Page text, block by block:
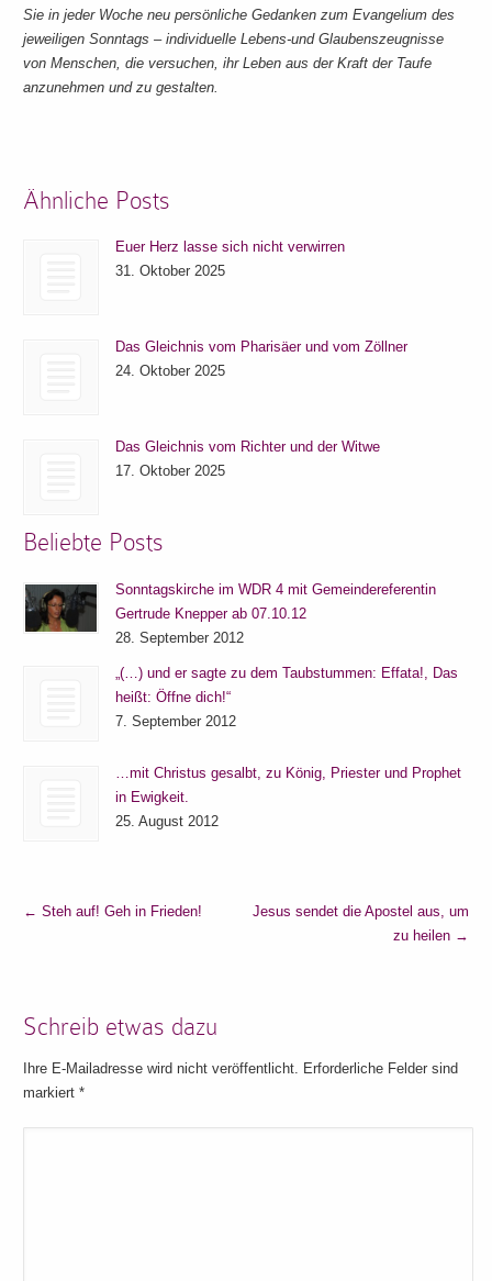
Sie in jeder Woche neu persönliche Gedanken zum Evangelium des
jeweiligen Sonntags – individuelle Lebens-und Glaubenszeugnisse
von Menschen, die versuchen, ihr Leben aus der Kraft der Taufe
anzunehmen und zu gestalten.
Ähnliche Posts
Euer Herz lasse sich nicht verwirren
31. Oktober 2025
Das Gleichnis vom Pharisäer und vom Zöllner
24. Oktober 2025
Das Gleichnis vom Richter und der Witwe
17. Oktober 2025
Beliebte Posts
Sonntagskirche im WDR 4 mit Gemeindereferentin
Gertrude Knepper ab 07.10.12
28. September 2012
„(…) und er sagte zu dem Taubstummen: Effata!, Das
heißt: Öffne dich!“
7. September 2012
…mit Christus gesalbt, zu König, Priester und Prophet
in Ewigkeit.
25. August 2012
← Steh auf! Geh in Frieden!
Jesus sendet die Apostel aus, um
zu heilen →
Schreib etwas dazu
Ihre E-Mailadresse wird nicht veröffentlicht. Erforderliche Felder sind
markiert*